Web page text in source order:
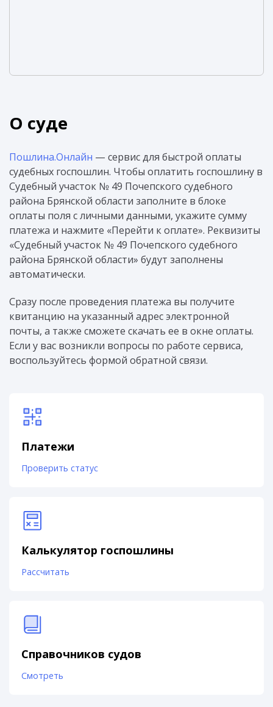
О суде
Пошлина.Онлайн — сервис для быстрой оплаты
судебных госпошлин. Чтобы оплатить госпошлину в
Судебный участок № 49 Почепского судебного
района Брянской области заполните в блоке
оплаты поля с личными данными, укажите сумму
платежа и нажмите «Перейти к оплате». Реквизиты
«Судебный участок № 49 Почепского судебного
района Брянской области» будут заполнены
автоматически.
Сразу после проведения платежа вы получите
квитанцию на указанный адрес электронной
почты, а также сможете скачать ее в окне оплаты.
Если у вас возникли вопросы по работе сервиса,
воспользуйтесь формой обратной связи.
Платежи
Проверить статус
Калькулятор госпошлины
Рассчитать
Справочников судов
Смотреть